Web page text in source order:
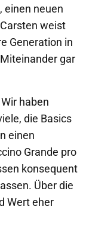
einen neuen
weist
Generation in
gar
haben
die Basics
einen
Grande pro
konsequent
Über die
Wert eher